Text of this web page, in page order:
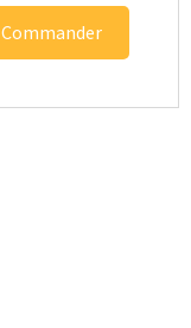
Commander